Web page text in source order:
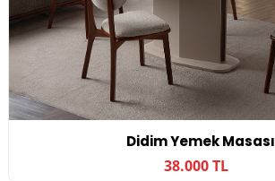
Didim Yemek Masası
38.000 TL